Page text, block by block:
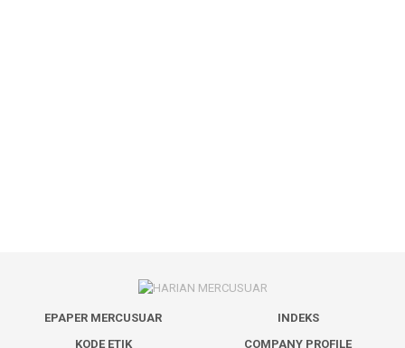
EPAPER MERCUSUAR
INDEKS
KODE ETIK
COMPANY PROFILE